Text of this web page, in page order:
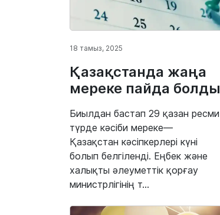
18 тамыз, 2025
Қазақстанда жаңа
мереке пайда болды
Биылдан бастап 29 қазан ресми
түрде кәсіби мереке—
Қазақстан кәсіпкерлері күні
болып белгіленді. Еңбек және
халықты әлеуметтік қорғау
министрлігінің т...